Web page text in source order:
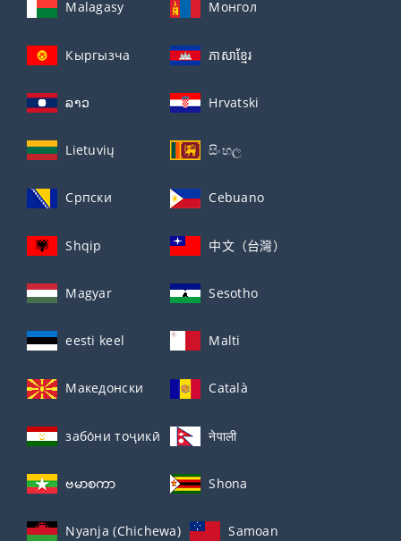
Malagasy Монгол
Кыргызча ភាសាខ្មែរ
ລາວ Hrvatski
Lietuvių සිංහල
Српски Cebuano
Shqip 中文（台灣）
Magyar Sesotho
eesti keel Malti
Македонски Català
забо́ни тоҷикӣ́ नेपाली
ဗမာစကာ Shona
Nyanja (Chichewa) Samoan